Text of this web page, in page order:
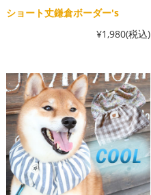
ショート丈鎌倉ボーダー's
¥1,980(税込)